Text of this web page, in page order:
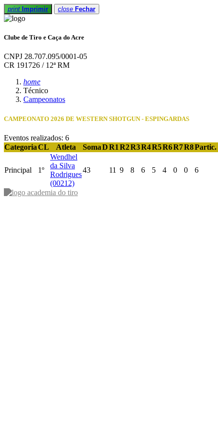
print Imprimir close Fechar
Clube de Tiro e Caça do Acre
CNPJ 28.707.095/0001-05
CR 191726 / 12ª RM
home
Técnico
Campeonatos
CAMPEONATO 2026 DE WESTERN SHOTGUN - ESPINGARDAS
Eventos realizados: 6
CategoriaCL Atleta SomaDR1 R2R3R4R5R6R7R8Partic.
Principal 1º
Wendhel
da Silva
Rodrigues
(00212)
43 11 9 8 6 5 4 0 0 6